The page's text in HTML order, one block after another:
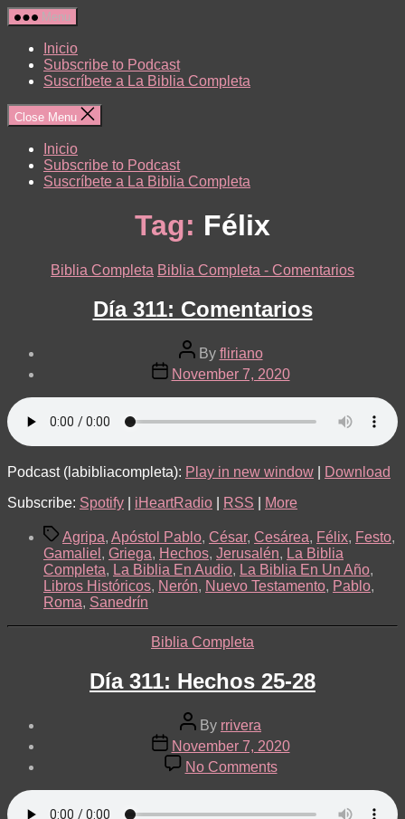
Skip
to
content
Menu
Inicio
Subscribe to Podcast
Suscríbete a La Biblia Completa
Close Menu
Inicio
Subscribe to Podcast
Suscríbete a La Biblia Completa
Tag: Félix
Categories
Biblia Completa Biblia Completa - Comentarios
Día 311: Comentarios
Post
author
By fliriano
Post
date
November 7, 2020
Podcast (labibliacompleta): Play in new window
Download
Subscribe: Spotify iHeartRadio RSS
More
TagsAgripa, Apóstol Pablo, César, Cesárea, Félix, Festo,
Gamaliel , Griega, Hechos, Jerusalén, La Biblia
Completa, La Biblia En Audio, La Biblia En Un Año,
Libros Históricos, Nerón, Nuevo Testamento, Pablo,
Roma, Sanedrín
Categories
Biblia Completa
Día 311: Hechos 25-28
Post
author
By rrivera
Post
date
November 7, 2020
No Commentson
Día
311:
Hechos